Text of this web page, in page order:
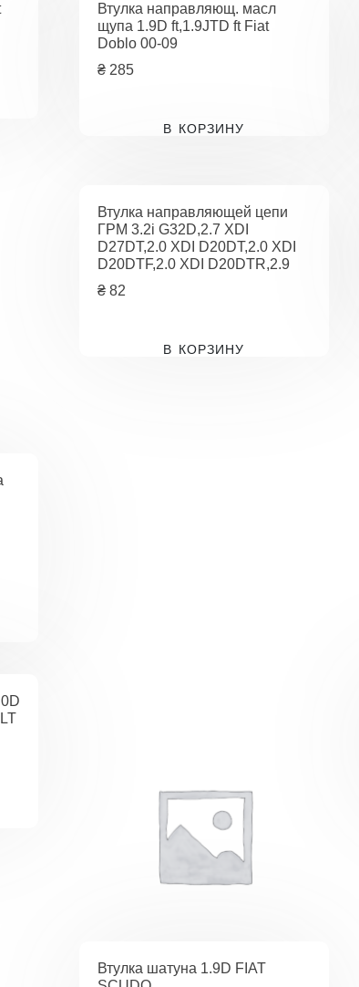
Втулка направляющ. масл
щупа 1.9D ft,1.9JTD ft Fiat
Doblo 00-09
₴ 285
В КОРЗИНУ
Втулка направляющей цепи
ГРМ 3.2i G32D,2.7 XDI
D27DT,2.0 XDI D20DT,2.0 XDI
D20DTF,2.0 XDI D20DTR,2.9
₴ 82
В КОРЗИНУ
Втулка шатуна 1.9D FIAT